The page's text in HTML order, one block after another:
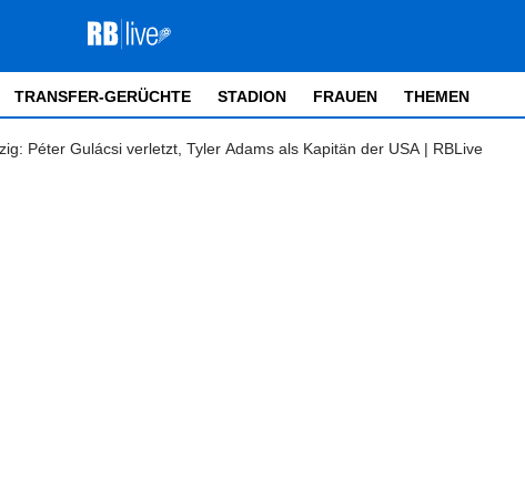
TRANSFER-GERÜCHTE STADION FRAUEN THEMEN
Péter Gulácsi verletzt, Tyler Adams als Kapitän der USA | RBLive